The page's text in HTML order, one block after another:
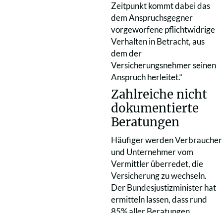
Zeitpunkt kommt dabei das
dem Anspruchsgegner
vorgeworfene pflichtwidrige
Verhalten in Betracht, aus
dem der
Versicherungsnehmer seinen
Anspruch herleitet.“
Zahlreiche nicht
dokumentierte
Beratungen
Häufiger werden Verbraucher
und Unternehmer vom
Vermittler überredet, die
Versicherung zu wechseln.
Der Bundesjustizminister hat
ermitteln lassen, dass rund